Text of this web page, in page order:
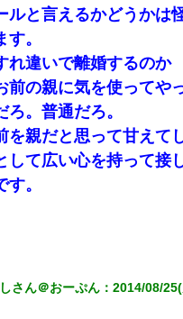
ルと言えるかどうかは
。
れ違いで離婚するのか
前の親に気を使ってや
ろ。普通だろ。
を親だと思って甘えて
して広い心を持って接
。
さん＠おーぷん ：2014/08/